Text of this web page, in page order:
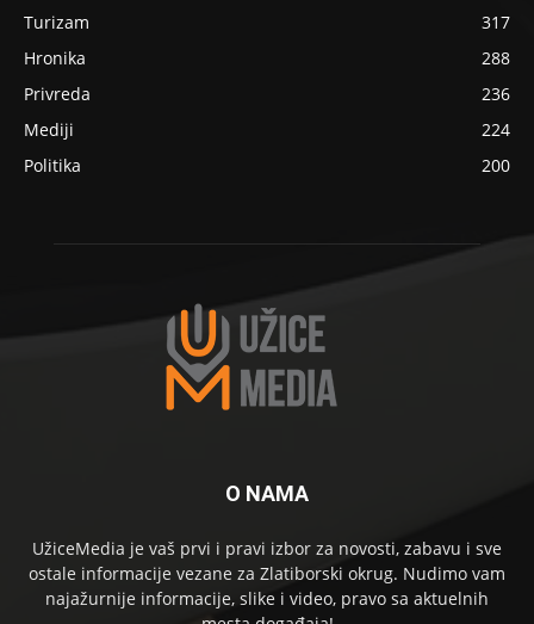
Turizam
317
Hronika
288
Privreda
236
Mediji
224
Politika
200
O NAMA
UžiceMedia je vaš prvi i pravi izbor za novosti, zabavu i sve
ostale informacije vezane za Zlatiborski okrug. Nudimo vam
najažurnije informacije, slike i video, pravo sa aktuelnih